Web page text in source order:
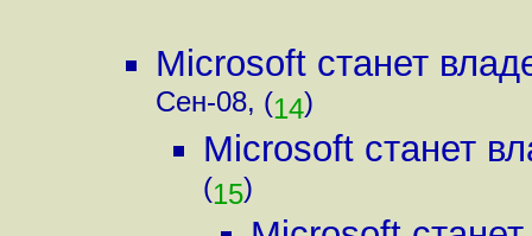
Microsoft станет
Сен-08, (14)
Microsoft станет
(15)